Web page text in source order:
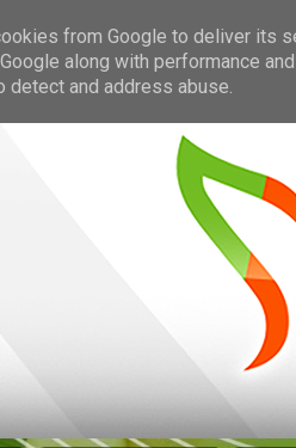
from Google to deliver its
along with performance
detect and address abuse.